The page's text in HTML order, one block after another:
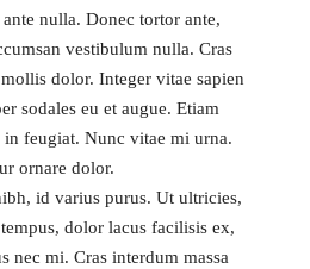
nulla. Donec tortor ante,
vestibulum nulla. Cras
dolor. Integer vitae sapien
sodales eu et augue. Etiam
in feugiat. Nunc vitae mi urna.
ornare dolor.
id varius purus. Ut ultricies,
dolor lacus facilisis ex,
nec mi. Cras interdum massa